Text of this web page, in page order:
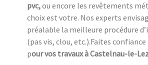
pvc,ou encore les revêtements
choix est votre. Nos experts
préalable la meilleure procédure
(pas vis, clou, etc.).Faites
pour vos travaux à Castelnau-le-